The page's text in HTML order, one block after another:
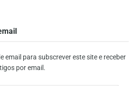
email para subscrever este site e receber
por email.